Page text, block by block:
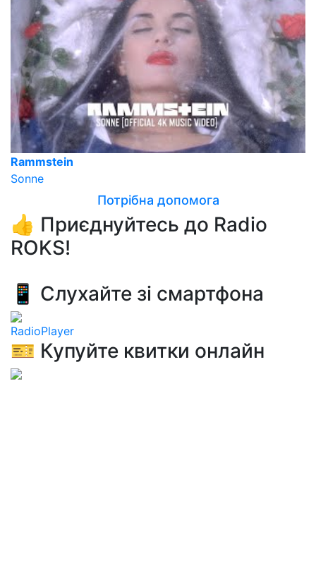
Rammstein
Sonne
Потрібна допомога
👍 Приєднуйтесь до Radio
ROKS!
📱 Слухайте зі смартфона
RadioPlayer
🎫 Купуйте квитки онлайн